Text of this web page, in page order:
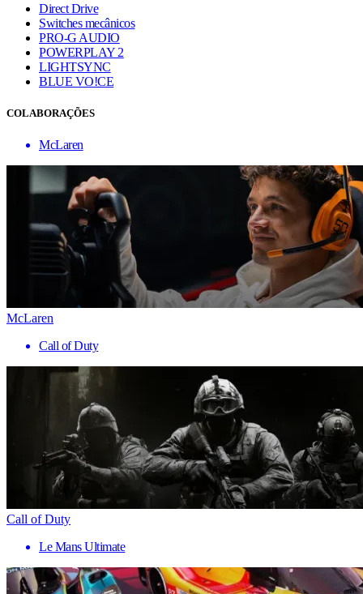
Direct Drive
Switches mecânicos
PRO-G AUDIO
POWERPLAY 2
LIGHTSYNC
BLUE VO!CE
COLABORAÇÕES
McLaren
McLaren
Call of Duty
Call of Duty
Le Mans Ultimate